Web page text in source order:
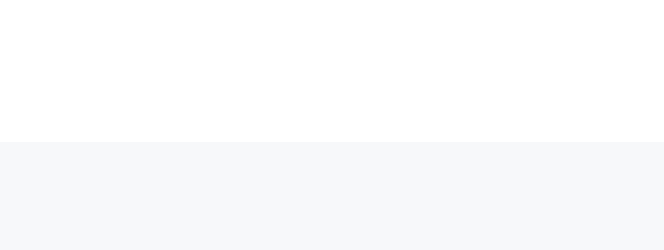
ービスを提案しています。